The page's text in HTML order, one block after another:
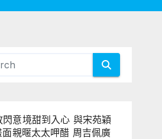
閃意境甜到入心 與宋苑穎
親暱太太呷醋 周吉佩廣